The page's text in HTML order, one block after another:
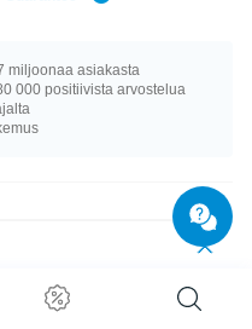
miljoonaa asiakasta
000 positiivista arvostelua
Saatavilla on monia
ensiluokkainen tuote suoraan